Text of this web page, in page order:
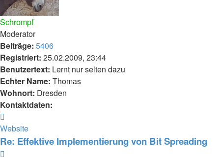
Schrompf
Moderator
Beiträge: 5406
Registriert: 25.02.2009, 23:44
Benutzertext: Lernt nur selten dazu
Echter Name: Thomas
Wohnort: Dresden
Kontaktdaten:
von
Schrompf
Website
Re: Effektive Implementierung von Bit Spreading